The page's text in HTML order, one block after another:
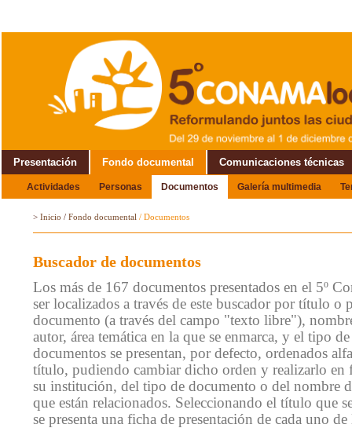
Presentación Fondo documental Comunicaciones técnicas
Actividades Personas Documentos Galería multimedia
Alrededor del Encuentro
> Inicio / Fondo documental / Documentos
Buscador de documentos
Los más de 167 documentos presentados en el 5º
ser localizados a través de este buscador por título o
documento (a través del campo "texto libre"),
autor, área temática en la que se enmarca, y el tipo
documentos se presentan, por defecto, ordenados
título, pudiendo cambiar dicho orden y realizarlo en
su institución, del tipo de documento o del nombre
que están relacionados. Seleccionando el título que
se presenta una ficha de presentación de cada uno